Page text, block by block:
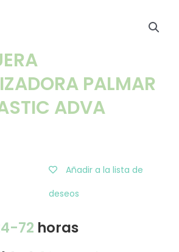
PALMAR
ADVA
Añadir a la lista de
deseos
72 horas